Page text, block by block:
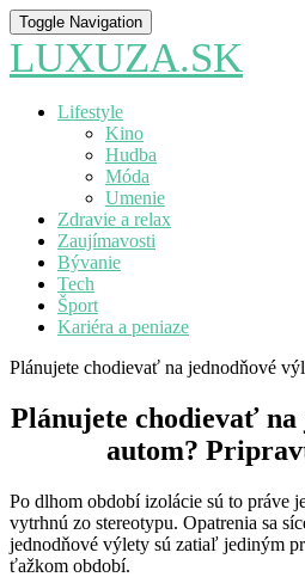
Toggle Navigation
LUXUZA.SK
Lifestyle
Kino
Hudba
Móda
Umenie
Zdravie a relax
Zaujímavosti
Bývanie
Tech
Šport
Kariéra a peniaze
Plánujete chodievať na jednodňové
Plánujete chodievať na
autom?
Po dlhom období izolácie sú to práve
vytrhnú zo stereotypu. Opatrenia sa
jednodňové výlety sú zatiaľ jediným
ťažkom období.